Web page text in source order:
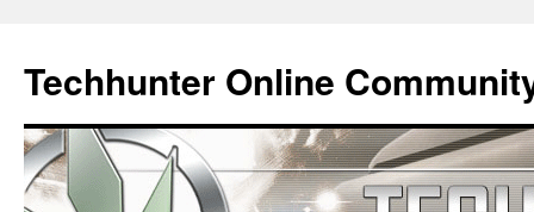
Techhunter Online